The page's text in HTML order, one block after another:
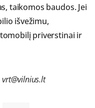
taikomos baudos. Jei
išvežimu,
priverstinai ir